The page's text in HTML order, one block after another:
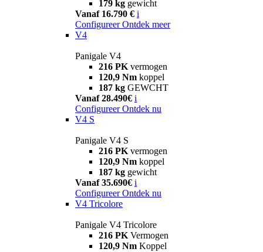
179 kg gewicht
Vanaf 16.790 € i
Configureer Ontdek meer
V4
Panigale V4
216 PK vermogen
120,9 Nm koppel
187 kg GEWCHT
Vanaf 28.490€ i
Configureer Ontdek nu
V4 S
Panigale V4 S
216 PK vermogen
120,9 Nm koppel
187 kg gewicht
Vanaf 35.690€ i
Configureer Ontdek nu
V4 Tricolore
Panigale V4 Tricolore
216 PK Vermogen
120,9 Nm Koppel